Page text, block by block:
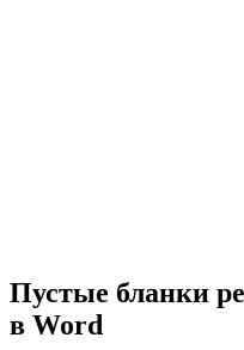
Пустые бланки
в Word